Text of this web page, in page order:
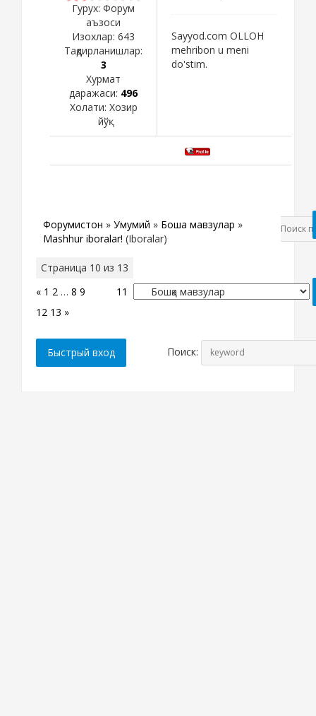
Гурух: Форум
аъзоси
Изохлар: 643
Тақдирланишлар:
3
Хурмат
даражаси: 496
Холати: Хозир
йўқ
Sayyod.com OLLOH
mehribon u meni
do'stim.
Форумистон » Умумий » Бошқа мавзулар »
Mashhur iboralar! (Iboralar)
Страница 10 из 13
« 1 2 … 8 9
11
12 13 »
Поиск: